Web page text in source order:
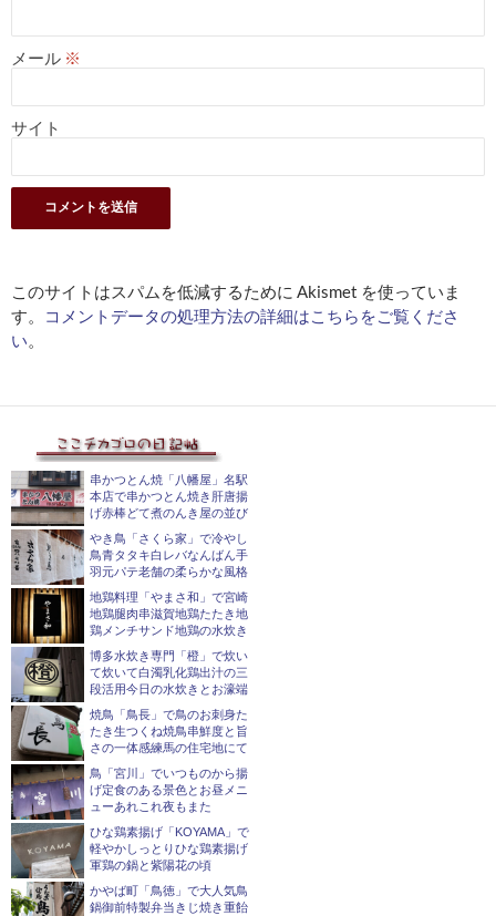
メール ※
サイト
このサイトはスパムを低減するために Akismet を使っていま
す。
コメントデータの処理方法の詳細はこちらをご覧くださ
い。
串かつとん焼「八幡屋」名駅
本店で串かつとん焼き肝唐揚
げ赤棒どて煮のんき屋の並び
やき鳥「さくら家」で冷やし
鳥青タタキ白レバなんばん手
羽元パテ老舗の柔らかな風格
地鶏料理「やまさ和」で宮崎
地鶏腿肉串滋賀地鶏たたき地
鶏メンチサンド地鶏の水炊き
博多水炊き専門「橙」で炊い
て炊いて白濁乳化鶏出汁の三
段活用今日の水炊きとお濠端
焼鳥「鳥長」で鳥のお刺身た
たき生つくね焼鳥串鮮度と旨
さの一体感練馬の住宅地にて
鳥「宮川」でいつものから揚
げ定食のある景色とお昼メニ
ューあれこれ夜もまた
ひな鶏素揚げ「KOYAMA」で
軽やかしっとりひな鶏素揚げ
軍鶏の鍋と紫陽花の頃
かやば町「鳥徳」で大人気鳥
鍋御前特製弁当きじ焼き重飴